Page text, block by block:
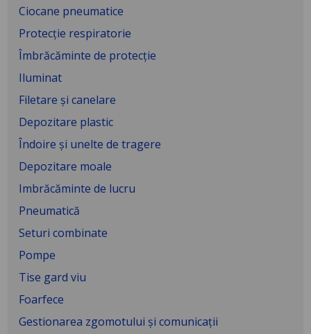
Ciocane pneumatice
Protecție respiratorie
Îmbrăcăminte de protecție
Iluminat
Filetare și canelare
Depozitare plastic
Îndoire și unelte de tragere
Depozitare moale
Imbrăcăminte de lucru
Pneumatică
Seturi combinate
Pompe
Tise gard viu
Foarfece
Gestionarea zgomotului și comunicații